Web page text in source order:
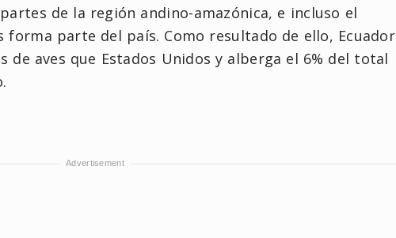
de la región andino-amazónica, e incluso el
forma parte del país. Como resultado de ello, Ecuador
de aves que Estados Unidos y alberga el 6% del total